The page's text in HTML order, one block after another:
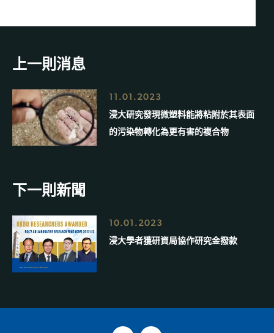
上一則消息
11.01.2023
浸大研究發現微塑料能將粘附於其表面
的污染物轉化為更有害的複合物
下一則新聞
10.01.2023
浸大學者獲研資局協作研究金撥款